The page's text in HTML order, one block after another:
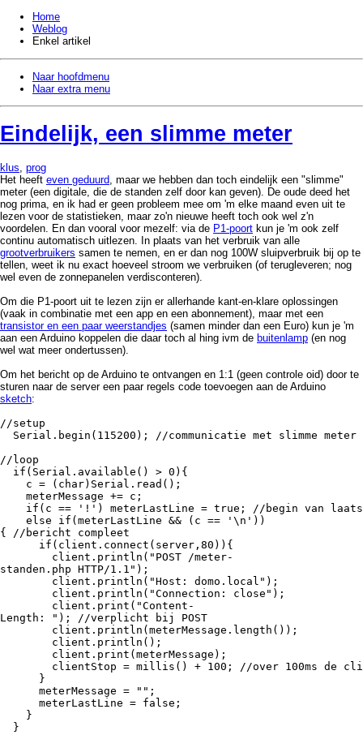
Home
Weblog
Enkel artikel
Naar hoofdmenu
Naar extra menu
Eindelijk, een slimme meter
klus, prog
Het heeft even geduurd, maar we hebben dan toch eindelijk een "slimme"
meter (een digitale, die de standen zelf door kan geven). De oude deed het
nog prima, en ik had er geen probleem mee om 'm elke maand even uit te
lezen voor de statistieken, maar zo'n nieuwe heeft toch ook wel z'n
voordelen. En dan vooral voor mezelf: via de P1-poort kun je 'm ook zelf
continu automatisch uitlezen. In plaats van het verbruik van alle
grootverbruikers samen te nemen, en er dan nog 100W sluipverbruik bij op te
tellen, weet ik nu exact hoeveel stroom we verbruiken (of terugleveren; nog
wel even de zonnepanelen verdisconteren).
Om die P1-poort uit te lezen zijn er allerhande kant-en-klare oplossingen
(vaak in combinatie met een app en een abonnement), maar met een
transistor en een paar weerstandjes (samen minder dan een Euro) kun je 'm
aan een Arduino koppelen die daar toch al hing ivm de buitenlamp (en nog
wel wat meer ondertussen).
Om het bericht op de Arduino te ontvangen en 1:1 (geen controle oid) door te
sturen naar de server een paar regels code toevoegen aan de Arduino
sketch:
//setup
Serial.begin(115200); //communicatie met slimme
//loop
if(Serial.available() > 0){
c = (char)Serial.read();
meterMessage += c;
if(c == '!') meterLastLine = true; //begin van
else if(meterLastLine && (c == '\n'))
{ //bericht compleet
if(client.connect(server,80)){
client.println("POST /meter-
standen.php HTTP/1.1");
client.println("Host: domo.local");
client.println("Connection: close");
client.print("Content-
Length: "); //verplicht bij POST
client.println(meterMessage.length());
client.println();
client.print(meterMessage);
clientStop = millis() + 100; //over 100ms de
}
meterMessage = "";
meterLastLine = false;
}
}